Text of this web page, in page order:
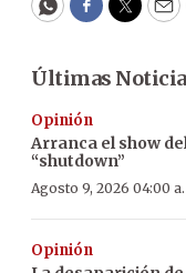
WhatsApp
Facebook
Últimas
Opinión
Arranca el show
“shutdown”
Agosto 9, 2026 04:00
Opinión